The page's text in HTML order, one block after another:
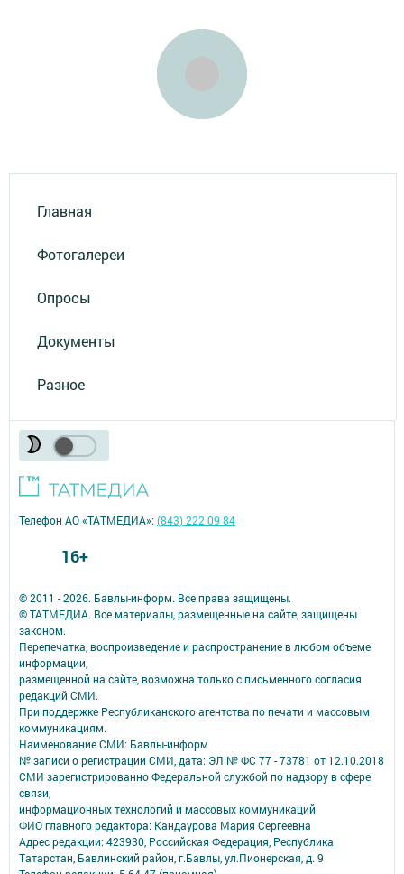
Главная
Фотогалереи
Опросы
Документы
Разное
© 2011 - 2026. Бавлы-информ. Все права защищены.
© ТАТМЕДИА. Все материалы, размещенные на сайте, защищены
законом.
Перепечатка, воспроизведение и распространение в любом объеме
информации,
размещенной на сайте, возможна только с письменного согласия
редакций СМИ.
При поддержке Республиканского агентства по печати и массовым
коммуникациям.
Наименование СМИ: Бавлы-информ
№ записи о регистрации СМИ, дата: ЭЛ № ФС 77 - 73781 от 12.10.2018
СМИ зарегистрированно Федеральной службой по надзору в сфере
связи,
информационных технологий и массовых коммуникаций
ФИО главного редактора: Кандаурова Мария Сергеевна
Адрес редакции: 423930, Российская Федерация, Республика
Татарстан, Бавлинский район, г.Бавлы, ул.Пионерская, д. 9
Телефон АО «ТАТМЕДИА»:(843) 222 09 84
16+